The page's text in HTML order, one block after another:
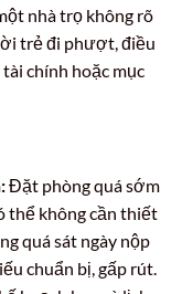
nhà trọ không rõ
trẻ đi phượt, điều
chính hoặc mục
Đặt phòng quá sớm
thể không cần thiết
quá sát ngày nộp
chuẩn bị, gấp rút.